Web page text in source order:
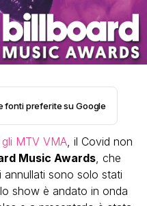
fonti preferite su Google
MTV VMA , il Covid non
Music Awards , che
annullati sono solo stati
show è andato in onda